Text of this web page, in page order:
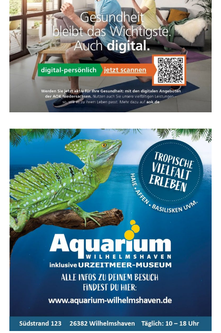
ohne das direk­te Fahr­ge­fühl zu verlieren.
Kar­te für das Ems­land Papenburg
Fazit: Das KOGA Evia — Per­fek­te
Wahl für Radfahrkomfort
Das KOGA Evia ist die per­fek­te Wahl für alle, die uner­
reich­ten Rad­fahr­kom­fort mit stil­vol­lem Design und
moderns­ter Tech­no­lo­gie ver­bin­den möch­ten. Ent­de­cken
Sie das ulti­ma­ti­ve Fahr­erleb­nis mit dem KOGA Evia und
genie­ßen Sie jede Fahrt in vol­len Zügen.
Das KOGA Evia bie­tet ulti­ma­ti­ven Fahr­rad­
kom­fort, kom­bi­niert mit inno­va­ti­ver Tech­no­lo­gie und
stil­vol­lem Design. Ent­de­cken Sie die Vor­tei­le und Model­
le der Evia-Serie im Ems­land und erle­ben Sie moder­nen